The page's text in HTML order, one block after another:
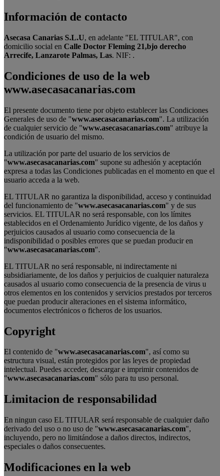
Información de contacto
Asecasa Canarias S.L.U, en adelante "EL TITULAR", con
domicilio social en Calle Doctor Fleming 21,bjo derecho
Arrecife, Lanzarote Palmas, Las. NIF: .
Condiciones de uso de la web
www.asecasacanarias.com
El presente documento tiene por objeto establecer las Condiciones
Generales de uso de "www.asecasacanarias.com". La utilización
de cualquier servicio de "www.asecasacanarias.com" atribuye la
condición de usuario del mismo.
La utilización por parte del usuario de los servicios de
"www.asecasacanarias.com" supone su adhesión y aceptación
expresa a todas las Condiciones publicadas en el momento en que el
usuario acceda a la web.
EL TITULAR no garantiza la disponibilidad, acceso y continuidad
del funcionamiento de "www.asecasacanarias.com" y de sus
servicios. EL TITULAR no será responsable, con los límites
establecidos en el Ordenamiento Jurídico vigente, de los daños y
perjuicios causados al usuario como consecuencia de la
indisponibilidad o posibles errores que se puedan producir en
"www.asecasacanarias.com".
EL TITULAR no será responsable, ni indirectamente ni
subsidiariamente, de los daños y perjuicios de cualquier naturaleza
causados al usuario como consecuencia de la presencia de virus u
otros elementos en los contenidos y servicios prestados por terceros
que puedan producir alteraciones en el sistema informático,
documentos electrónicos o ficheros de los usuarios.
Copyright
El contenido de "www.asecasacanarias.com", así como su
estructura visual, están protegidos por las leyes de propiedad
intelectual. Puedes acceder, descargar e imprimir contenidos de
"www.asecasacanarias.com" sólo para tu uso personal.
Limitacion de responsabilidad
En ningun caso EL TITULAR será responsable de cualquier daño
derivado del uso o no uso de "www.asecasacanarias.com",
incluyendo, pero no limitándose a daños directos, indirectos,
especiales o daños consecuentes.
Modificaciones en la web